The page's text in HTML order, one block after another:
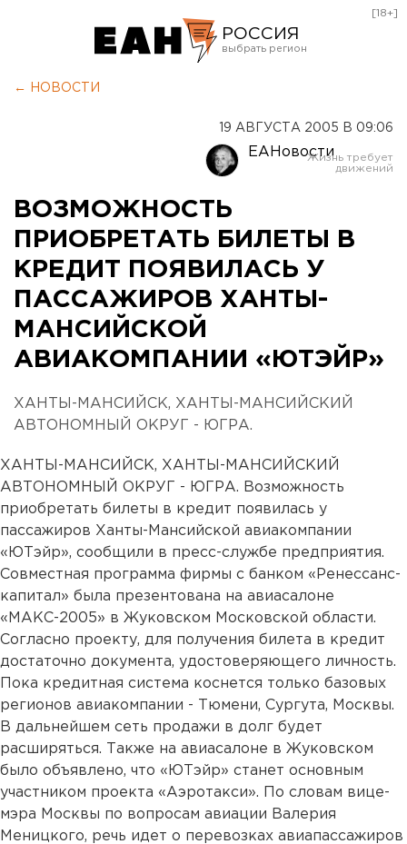
РОССИЯ
Оренбург
[18+]
← НОВОСТИ
19 АВГУСТА 2005 В 09:06
ЕАНовости
ВОЗМОЖНОСТЬ
ПРИОБРЕТАТЬ БИЛЕТЫ В
КРЕДИТ ПОЯВИЛАСЬ У
ПАССАЖИРОВ ХАНТЫ-
МАНСИЙСКОЙ
АВИАКОМПАНИИ «ЮТЭЙР»
ХАНТЫ-МАНСИЙСК, ХАНТЫ-МАНСИЙСКИЙ
АВТОНОМНЫЙ ОКРУГ - ЮГРА.
ХАНТЫ-МАНСИЙСК, ХАНТЫ-МАНСИЙСКИЙ
АВТОНОМНЫЙ ОКРУГ - ЮГРА. Возможность
приобретать билеты в кредит появилась у
пассажиров Ханты-Мансийской авиакомпании
«ЮТэйр», сообщили в пресс-службе предприятия.
Совместная программа фирмы с банком «Ренессанс-
капитал» была презентована на авиасалоне
«МАКС-2005» в Жуковском Московской области.
Согласно проекту, для получения билета в кредит
достаточно документа, удостоверяющего личность.
Пока кредитная система коснется только базовых
регионов авиакомпании - Тюмени, Сургута, Москвы.
В дальнейшем сеть продажи в долг будет
расширяться. Также на авиасалоне в Жуковском
было объявлено, что «ЮТэйр» станет основным
участником проекта «Аэротакси». По словам вице-
мэра Москвы по вопросам авиации Валерия
Меницкого, речь идет о перевозках авиапассажиров